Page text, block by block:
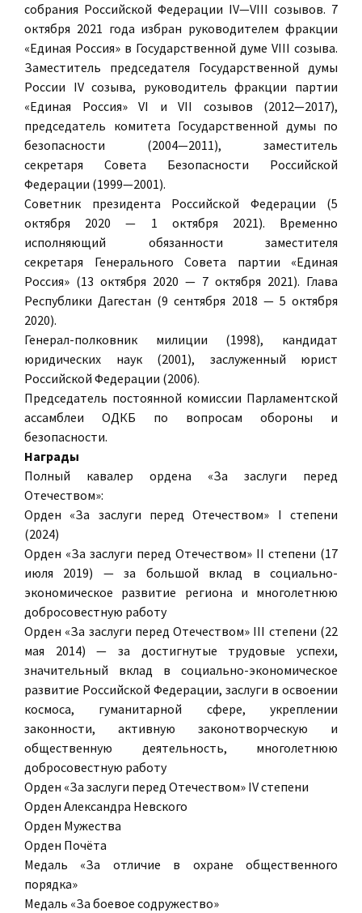
собрания Российской Федерации IV—VIII созывов. 7
октября 2021 года избран руководителем фракции
«Единая Россия» в Государственной думе VIII созыва.
Заместитель председателя Государственной думы
России IV созыва, руководитель фракции партии
«Единая Россия» VI и VII созывов (2012—2017),
председатель комитета Государственной думы по
безопасности (2004—2011), заместитель
секретаря Совета Безопасности Российской
Федерации (1999—2001).
Советник президента Российской Федерации (5
октября 2020 — 1 октября 2021). Временно
исполняющий обязанности заместителя
секретаря Генерального Совета партии «Единая
Россия» (13 октября 2020 — 7 октября 2021). Глава
Республики Дагестан (9 сентября 2018 — 5 октября
2020).
Генерал-полковник милиции (1998), кандидат
юридических наук (2001), заслуженный юрист
Российской Федерации (2006).
Председатель постоянной комиссии Парламентской
ассамблеи ОДКБ по вопросам обороны и
безопасности.
Награды
Полный кавалер ордена «За заслуги перед
Отечеством»:
Орден «За заслуги перед Отечеством» I степени
(2024)
Орден «За заслуги перед Отечеством» II степени (17
июля 2019) — за большой вклад в социально-
экономическое развитие региона и многолетнюю
добросовестную работу
Орден «За заслуги перед Отечеством» III степени (22
мая 2014) — за достигнутые трудовые успехи,
значительный вклад в социально-экономическое
развитие Российской Федерации, заслуги в освоении
космоса, гуманитарной сфере, укреплении
законности, активную законотворческую и
общественную деятельность, многолетнюю
добросовестную работу
Орден «За заслуги перед Отечеством» IV степени
Орден Александра Невского
Орден Мужества
Орден Почёта
Медаль «За отличие в охране общественного
порядка»
Медаль «За боевое содружество»